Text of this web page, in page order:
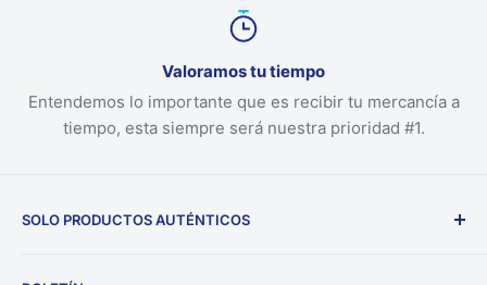
Valoramos tu tiempo
Entendemos lo importante que es recibir tu mercancía a
tiempo, esta siempre será nuestra prioridad #1.
SOLO PRODUCTOS AUTÉNTICOS